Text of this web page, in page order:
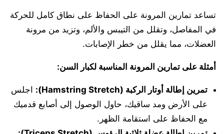
تساعد تمارين المرونة على الحفاظ على نطاق كامل للحركة
في المفاصل، وتقلل من التيبس والألم، وتزيد من مرونة
العضلات، مما يقلل من خطر الإصابات.
أمثلة على تمارين المرونة المناسبة لكبار السن:
تمرين إطالة أوتار الركبة (Hamstring Stretch):
اجلس
على الأرض ومد ساقيك، حاول الوصول إلى أصابع قدميك
مع الحفاظ على استقامة الظهر.